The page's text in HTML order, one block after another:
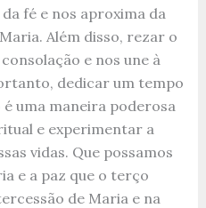
fé e nos aproxima da
Além disso, rezar o
e nos une à
dedicar um tempo
uma maneira poderosa
e experimentar a
vidas. Que possamos
e a paz que o terço
de Maria e na